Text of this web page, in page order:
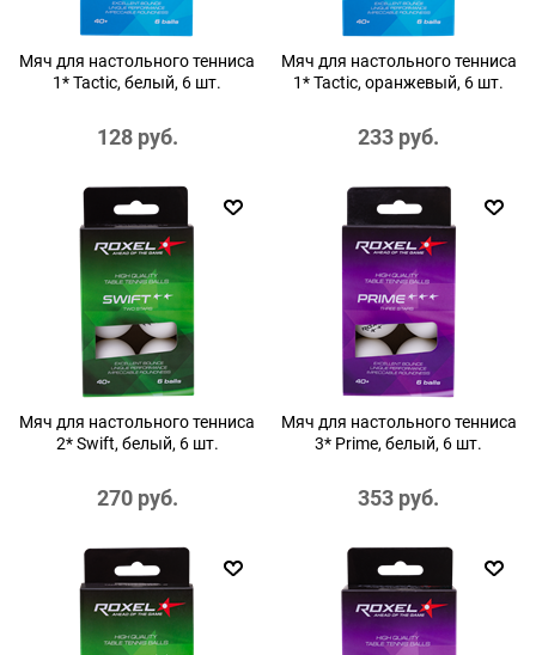
Мяч для настольного тенниса
1* Tactic, белый, 6 шт.
128 руб.
Мяч для настольного тенниса
1* Tactic, оранжевый, 6 шт.
233 руб.
Мяч для настольного тенниса
2* Swift, белый, 6 шт.
270 руб.
Мяч для настольного тенниса
3* Prime, белый, 6 шт.
353 руб.